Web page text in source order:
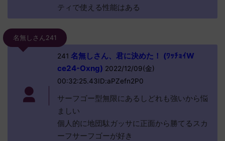
ティで使える性能はある
名無しさん241
241 名無しさん、君に決めた！ (ﾜｯﾁｮｲW
ce24-Oxng) 2022/12/09(金)
00:32:25.43ID:aPZefn2P0
サーフゴー型無限にあるしどれも強いから悩
ましい
個人的に地団駄ガッサに正面から勝てるスカ
ーフサーフゴーが好き